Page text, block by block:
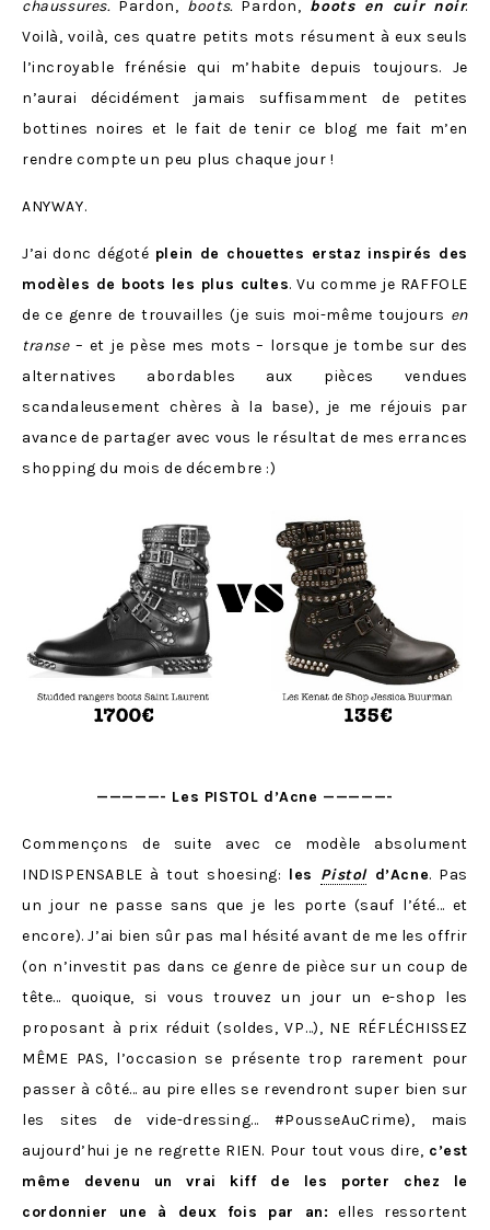
chaussures.Pardon, boots.Pardon, boots en cuir noir.
Voilà, voilà, ces quatre petits mots résument à eux seuls
l’incroyable frénésie qui m’habite depuis toujours. Je
n’aurai décidément jamais suffisamment de petites
bottines noires et le fait de tenir ce blog me fait m’en
rendre compte un peu plus chaque jour !
ANYWAY.
J’ai donc dégoté plein de chouettes erstaz inspirés des
modèles de boots les plus cultes. Vu comme je RAFFOLE
de ce genre de trouvailles (je suis moi-même toujours en
transe – et je pèse mes mots – lorsque je tombe sur des
alternatives abordables aux pièces vendues
scandaleusement chères à la base), je me réjouis par
avance de partager avec vous le résultat de mes errances
shopping du mois de décembre :)
—————- Les PISTOL d’Acne —————-
Commençons de suite avec ce modèle absolument
INDISPENSABLE à tout shoesing: les Pistold’Acne. Pas
un jour ne passe sans que je les porte (sauf l’été… et
encore). J’ai bien sûr pas mal hésité avant de me les offrir
(on n’investit pas dans ce genre de pièce sur un coup de
tête… quoique, si vous trouvez un jour un e-shop les
proposant à prix réduit (soldes, VP…), NE RÉFLÉCHISSEZ
MÊME PAS, l’occasion se présente trop rarement pour
passer à côté… au pire elles se revendront super bien sur
les sites de vide-dressing… #PousseAuCrime), mais
aujourd’hui je ne regrette RIEN. Pour tout vous dire, c’est
même devenu un vrai kiff de les porter chez le
cordonnier une à deux fois par an: elles ressortent